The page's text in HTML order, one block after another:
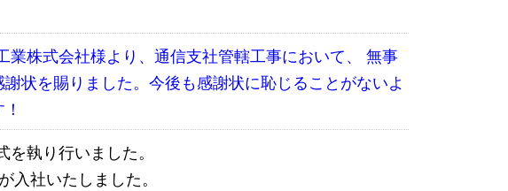
業株式会社様より、通信支社管轄工事において、 無事
状を賜りました。今後も感謝状に恥じることがないよ
執り行いました。
入社いたしました。